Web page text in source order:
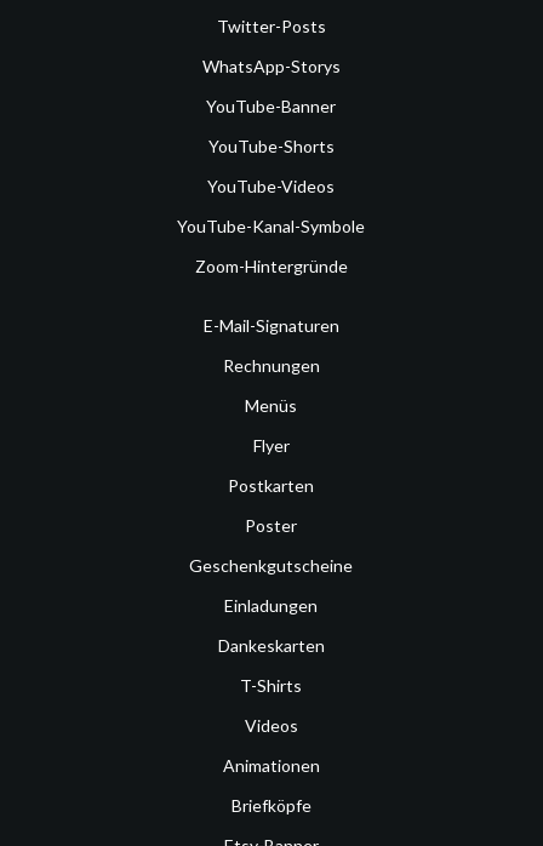
Twitter-Posts
WhatsApp-Storys
YouTube-Banner
YouTube-Shorts
YouTube-Videos
YouTube-Kanal-Symbole
Zoom-Hintergründe
E-Mail-Signaturen
Rechnungen
Menüs
Flyer
Postkarten
Poster
Geschenkgutscheine
Einladungen
Dankeskarten
T-Shirts
Videos
Animationen
Briefköpfe